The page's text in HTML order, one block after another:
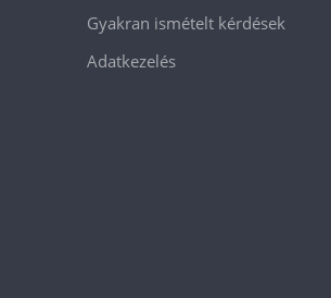
Gyakran ismételt kérdések
Adatkezelés